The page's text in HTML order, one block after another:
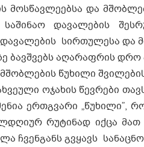
მოსწავლეებსა და
საშინაო დავალების
სირთულესა და
ბავშვებს აღარაფრის
წუხილი
ოჯახის წევრები
ერთგვარი
რუტინად იქცა
ჩვენგანს გვყავს